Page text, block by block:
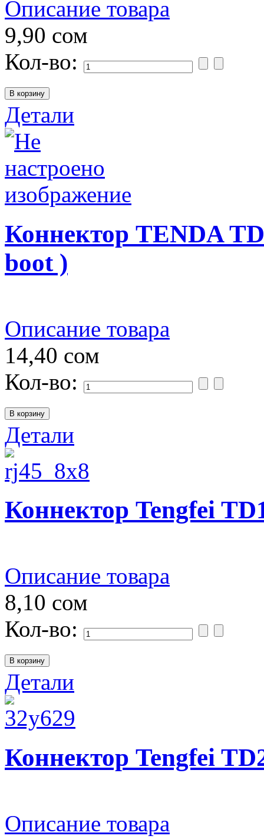
Описание товара
9,90 сом
Кол-во:
Детали
Коннектор TENDA
boot )
Описание товара
14,40 сом
Кол-во:
Детали
Коннектор Tengfei
Описание товара
8,10 сом
Кол-во:
Детали
Коннектор Tengfei
Описание товара